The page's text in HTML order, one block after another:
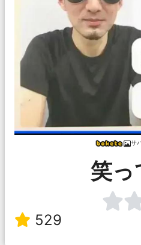
サ
笑っ
529